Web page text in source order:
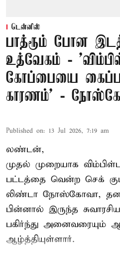
டென்னிஸ்
பாத்ரூம் போன
உத்வேகம் -
கோப்பையை
காரணம்’ -
Published on: 13 Jul 2026, 7:19 am
லண்டன்,
முதல் முறையாக
பட்டத்தை வென்ற செக்
லிண்டா நோஸ்கோவா,
பின்னால் இருந்த
பகிர்ந்து அனைவரையும்
ஆழ்த்தியுள்ளார்.